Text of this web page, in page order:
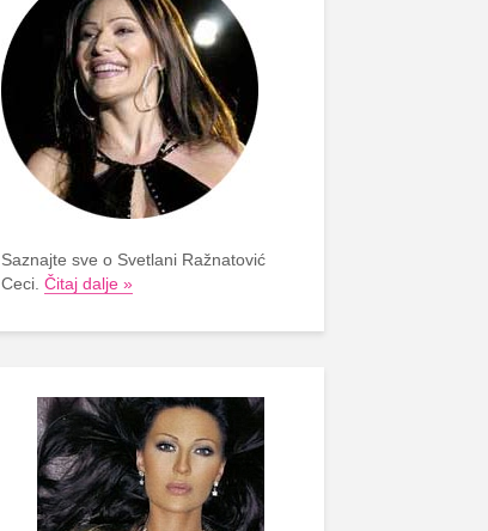
Saznajte sve o Svetlani Ražnatović
Ceci. Čitaj dalje »